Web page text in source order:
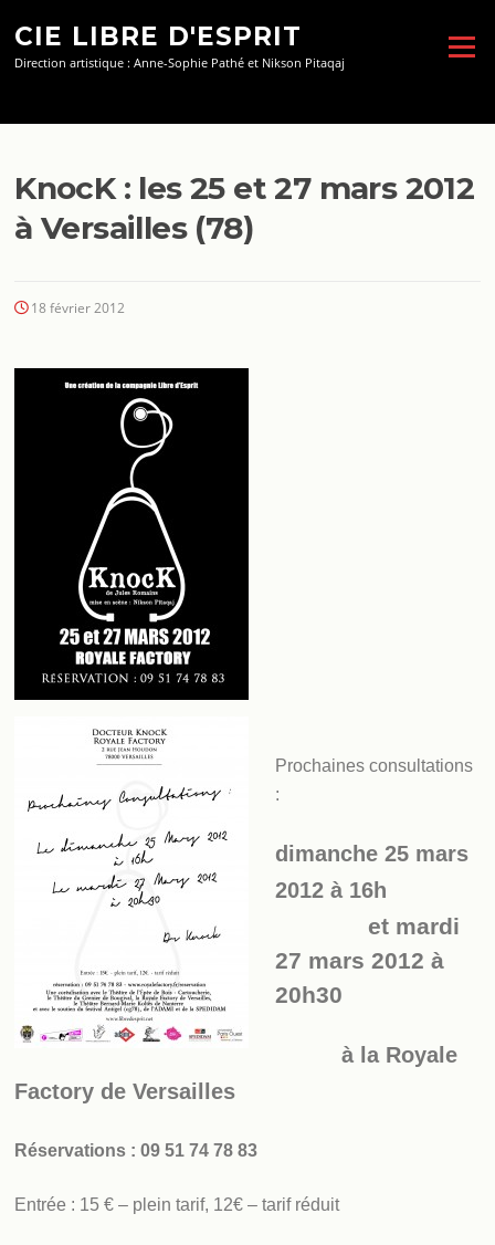
contenu
CIE LIBRE D'ESPRIT
Direction artistique : Anne-Sophie Pathé et Nikson Pitaqaj
Menu
KnocK : les 25 et 27 mars 2012
à Versailles (78)
18 février 2012
Prochaines consultations
:
dimanche 25 mars
2012 à 16h
et mardi
27 mars 2012 à
20h30
à la Royale
Factory de Versailles
Réservations : 09 51 74 78 83
Entrée : 15 € – plein tarif, 12€ – tarif réduit